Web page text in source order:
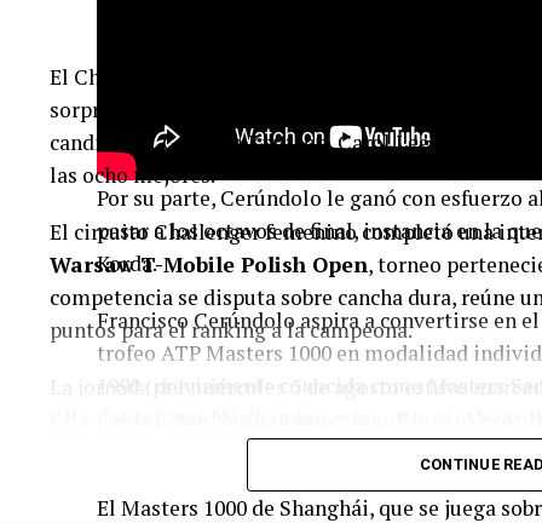
Por su parte, Cerúndolo le ganó con
pasar a los octavos de final, instancia en la
Korda.
Francisco Cerúndolo aspira a convertirse en
trofeo ATP Masters 1000 en modalidad
categoría dorada del ATP Tour.
El Masters 1000 de Shanghái, que se juega
El Challenger femenino de Grodzisk Mazowiecki
sorpresas, importantes remontadas y la
candidatas. Gabriela Knutson, Carol Lee, Elizara
las ocho mejores.
El circuito Challenger femenino completó una
Warsaw T-Mobile Polish Open, torneo
competencia se disputa sobre cancha dura, reúne
puntos para el ranking a la campeona.
integrantes del grupo de preclasificadas,
confirmó los resultados y los cuatro
CONTINUE